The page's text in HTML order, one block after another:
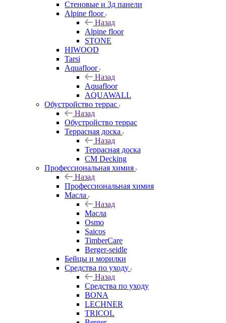
Стеновые и 3д панели
Alpine floor
Назад
Alpine floor
STONE
HIWOOD
Tarsi
Aquafloor
Назад
Aquafloor
AQUAWALL
Обустройство террас
Назад
Обустройство террас
Террасная доска
Назад
Террасная доска
CM Decking
Профессиональная химия
Назад
Профессиональная химия
Масла
Назад
Масла
Osmo
Saicos
TimberCare
Berger-seidle
Бейцы и морилки
Средства по уходу
Назад
Средства по уходу
BONA
LECHNER
TRICOL